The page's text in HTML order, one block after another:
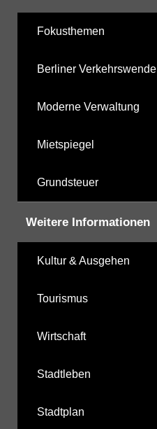
Fokusthemen
Berliner Verkehrswende
Moderne Verwaltung
Mietspiegel
Grundsteuer
Weitere Informationen
Kultur & Ausgehen
Tourismus
Wirtschaft
Stadtleben
Stadtplan